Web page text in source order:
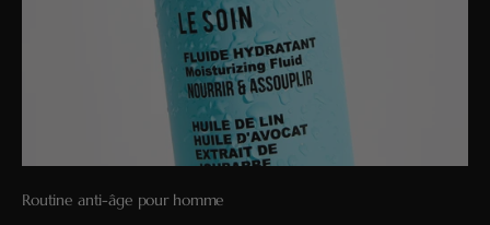
Routine anti-âge pour homme